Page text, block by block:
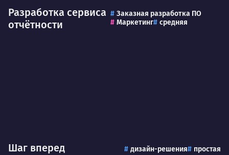
Разработка сервиса
отчётности
Заказная разработка ПО
Маркетинг
средняя
Шаг вперед дизайн-решения простая